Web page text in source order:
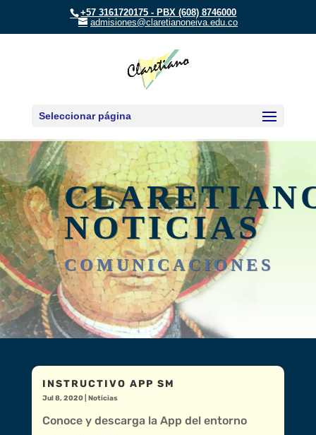
+57 3161720175 - PBX (608) 8746000
admisiones@claretianoneiva.edu.co
Seleccionar página
NOTICIAS
COMUNICACIONES
INSTRUCTIVO APP SM
Jul 8, 2020| Noticias
Conoce y descarga la App del entorno